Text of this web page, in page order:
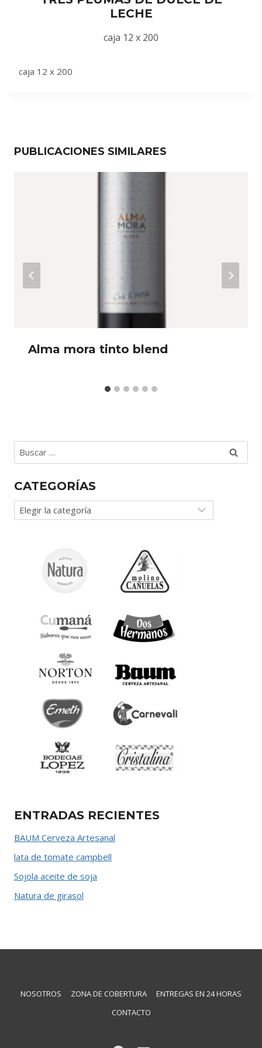
LECHE
caja 12 x 200
caja 12 x 200
PUBLICACIONES SIMILARES
Alma mora tinto blend
Buscar:
CATEGORÍAS
Categorías
ENTRADAS RECIENTES
BAUM Cerveza Artesanal
lata de tomate campbell
Sojola aceite de soja
Natura de girasol
NOSOTROS ZONA DE COBERTURA
ENTREGAS EN 24 HORAS
CONTACTO